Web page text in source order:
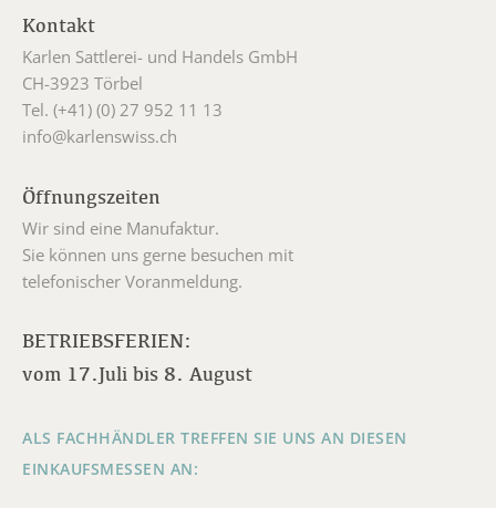
Kontakt
Karlen Sattlerei- und Handels GmbH
CH-3923 Törbel
Tel. (+41) (0) 27 952 11 13
info@karlenswiss.ch
Öffnungszeiten
Wir sind eine Manufaktur.
Sie können uns gerne besuchen mit
telefonischer Voranmeldung.
BETRIEBSFERIEN:
vom 17.Juli bis 8. August
ALS FACHHÄNDLER TREFFEN SIE UNS AN DIESEN
EINKAUFSMESSEN AN: